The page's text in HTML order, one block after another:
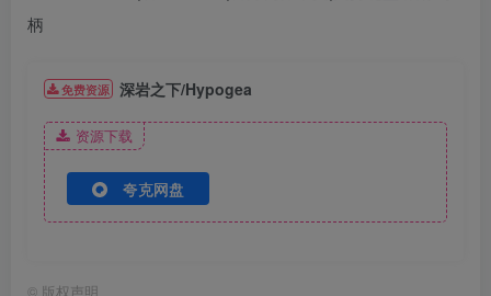
柄
免费资源 深岩之下/Hypogea
资源下载
夸克网盘